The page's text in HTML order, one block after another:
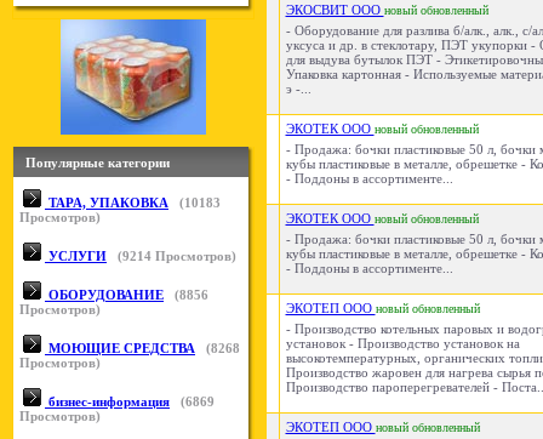
Популярные категории
ТАРА, УПАКОВКА (10183
Просмотров)
УСЛУГИ (9214 Просмотров)
ОБОРУДОВАНИЕ (8856
Просмотров)
МОЮЩИЕ СРЕДСТВА (8268
Просмотров)
бизнес-информация (6869
Просмотров)
ЭКОСВИТ ООО новый обновленный
- Оборудование для разлива б/алк., алк., с/
уксуса и др. в стеклотару, ПЭТ укупорки -
для выдува бутылок ПЭТ -
Упаковка картонная - Используемые
э -...
ЭКОТЕК ООО новый обновленный
- Продажа: бочки пластиковые 50 л, бочки
кубы пластиковые в металле, обрешетке -
- Поддоны в ассортименте...
ЭКОТЕК ООО новый обновленный
- Продажа: бочки пластиковые 50 л, бочки
кубы пластиковые в металле, обрешетке -
- Поддоны в ассортименте...
ЭКОТЕП ООО новый обновленный
- Производство котельных паровых и
установок - Производство установок на
высокотемпературных, органических
Производство жаровен для нагрева сырья
Производство пароперегревателей -
ЭКОТЕП ООО новый обновленный